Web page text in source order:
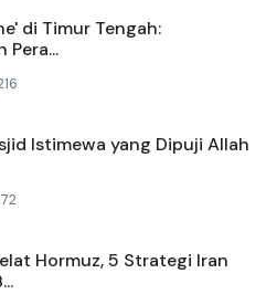
di Timur Tengah:
Pera...
Istimewa yang Dipuji Allah
Hormuz, 5 Strategi Iran